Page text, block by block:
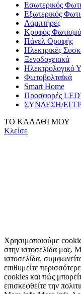
Εσωτερικός
Εξωτερικός
Λαμπτήρες
Κρυφός
Πάνελ Οροφής
Ηλεκτρικές
Ξενοδοχειακά
Ηλεκτρολογικό
Φωτοβολταϊκά
Smart Home
Προσφορές
ΣΥΝΔΕΣΗ/
ΤΟ ΚΑΛΑΘΙ ΜΟΥ
Κλείσε
Χρησιμοποιούμε
στην ιστοσελίδα μας.
ιστοσελίδα,
επιθυμείτε
cookies και πώς
επισκεφθείτε την